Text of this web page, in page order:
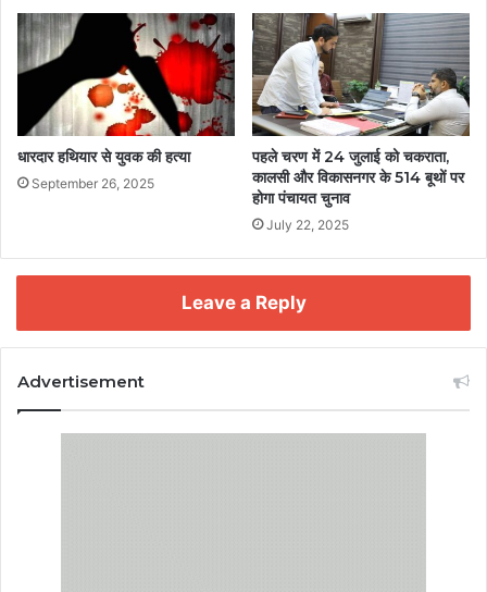
धारदार हथियार से युवक की हत्या
September 26, 2025
पहले चरण में 24 जुलाई को चकराता,
कालसी और विकासनगर के 514 बूथों पर
होगा पंचायत चुनाव
July 22, 2025
Leave a Reply
Advertisement